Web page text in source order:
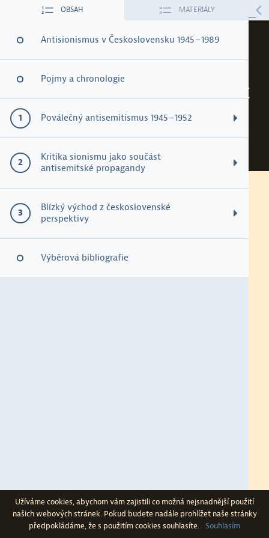
O PROJEKTU
OBSAH MATERIÁLY
Antisionismus v Československu 1945 – 1989
Pojmy a chronologie
Poválečný antisemitismus 1945 – 1952
Podoby poválečného antisemitismu
Židovské spiknutí
Židé a kapitalismus v padesátých letech 20. století
Kritika sionismu jako součást
antisemitské propagandy
Antisemitismus v éře státního socialismu
Izrael a kapitalismus
Blízký východ z československé
perspektivy
Arabsko-izraelský konflikt z československé perspektivy
Výběrová bibliografie
9. Reakce na
karikaturu Minulost
a přítomnost
přítomnost
Užíváme cookies, abychom vám zajistili co možná nejsnadnější použití
našich webových stránek. Pokud budete nadále prohlížet naše stránky
předpokládáme, že s použitím cookies souhlasíte.
Souhlasím